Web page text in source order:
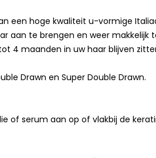
een hoge kwaliteit u-vormige
aan te brengen en weer makkelijk
4 maanden in uw haar blijven
Drawn en Super Double Drawn.
of serum aan op of vlakbij de